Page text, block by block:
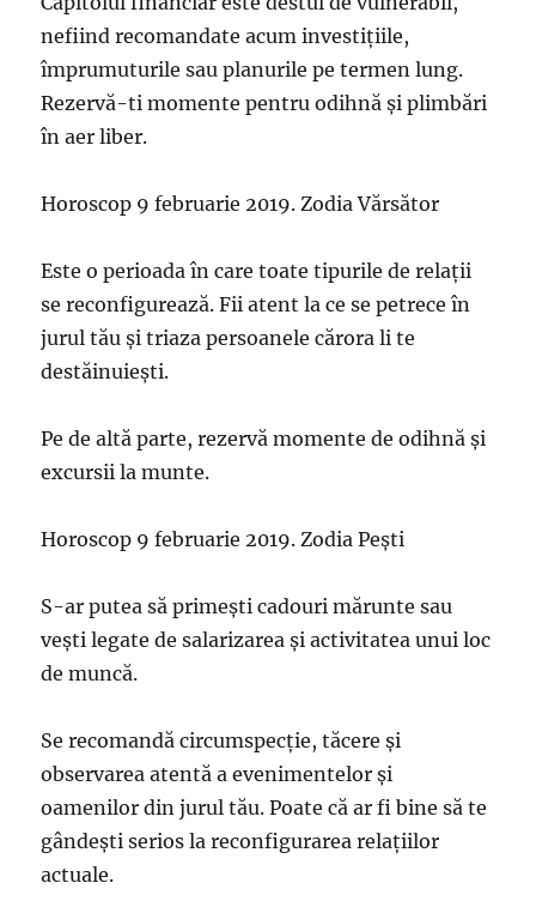
nefiind recomandate acum investițiile,
împrumuturile sau planurile pe termen lung.
Rezervă-ti momente pentru odihnă și plimbări
în aer liber.
Horoscop 9 februarie 2019. Zodia Vărsător
Este o perioada în care toate tipurile de relații
se reconfigurează. Fii atent la ce se petrece în
jurul tău și triaza persoanele cărora li te
destăinuiești.
Pe de altă parte, rezervă momente de odihnă și
excursii la munte.
Horoscop 9 februarie 2019. Zodia Pești
S-ar putea să primești cadouri mărunte sau
vești legate de salarizarea și activitatea unui loc
de muncă.
Se recomandă circumspecție, tăcere și
observarea atentă a evenimentelor și
oamenilor din jurul tău. Poate că ar fi bine să te
gândești serios la reconfigurarea relațiilor
actuale.